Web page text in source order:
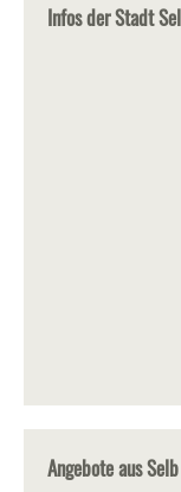
Infos der Stadt
Angebote aus